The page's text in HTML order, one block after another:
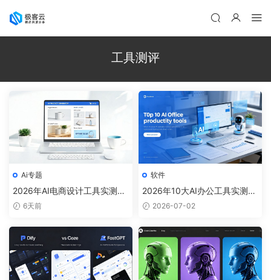
工具测评
Ai专题
2026年AI电商设计工具实测：
4款AI一键成图工具横评
6天前
软件
2026年10大AI办公工具实测：
覆盖90%职场工作，效率翻倍
2026-07-02